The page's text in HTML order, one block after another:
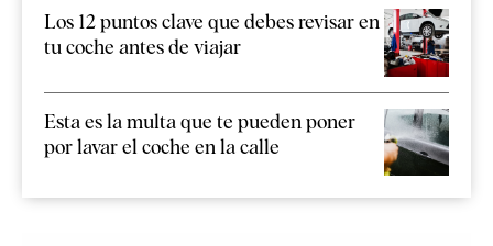
Los 12 puntos clave que debes revisar en
tu coche antes de viajar
Esta es la multa que te pueden poner
por lavar el coche en la calle